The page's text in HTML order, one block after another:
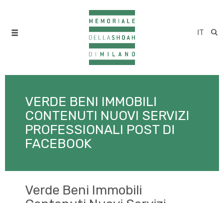
IT
VERDE BENI IMMOBILI
CONTENUTI NUOVI SERVIZI
PROFESSIONALI POST DI
FACEBOOK
Verde Beni Immobili